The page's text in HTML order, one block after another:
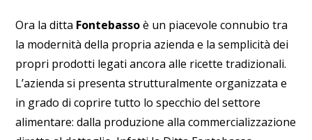
Ora la ditta Fontebassoè un piacevole connubio tra
la modernità della propria azienda e la semplicità dei
propri prodotti legati ancora alle ricette tradizionali.
L’azienda si presenta strutturalmente organizzata e
in grado di coprire tutto lo specchio del settore
alimentare: dalla produzione alla commercializzazione